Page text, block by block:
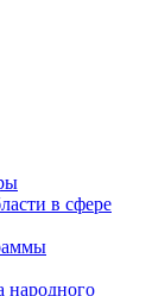
в сфере
народного